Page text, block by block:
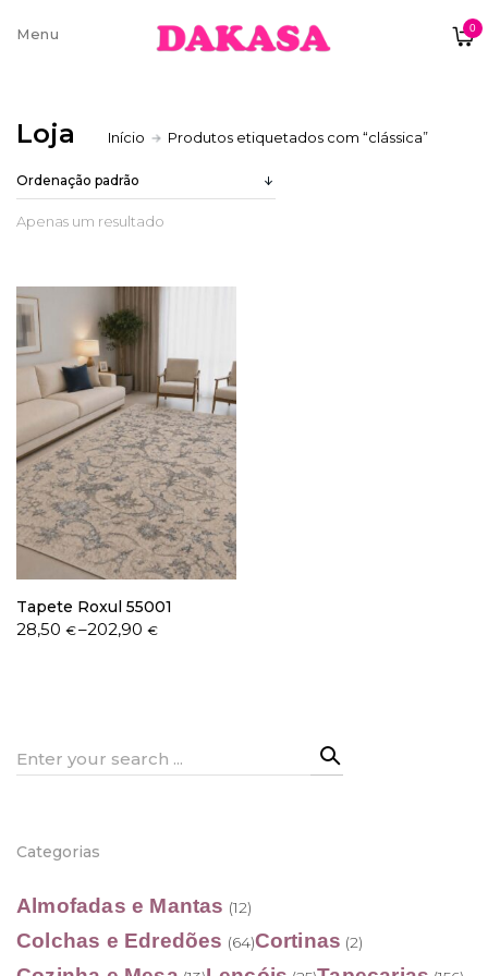
0
Sobre nós
Trocas e Devoluções
Termos e condições
Loja Início Produtos etiquetados com “clássica”
Apenas um resultado
Tapete Roxul 55001
28,50 €–202,90€
Price
Search
Categorias
Almofadas e Mantas (12)
Colchas e Edredões (64)Cortinas (2)